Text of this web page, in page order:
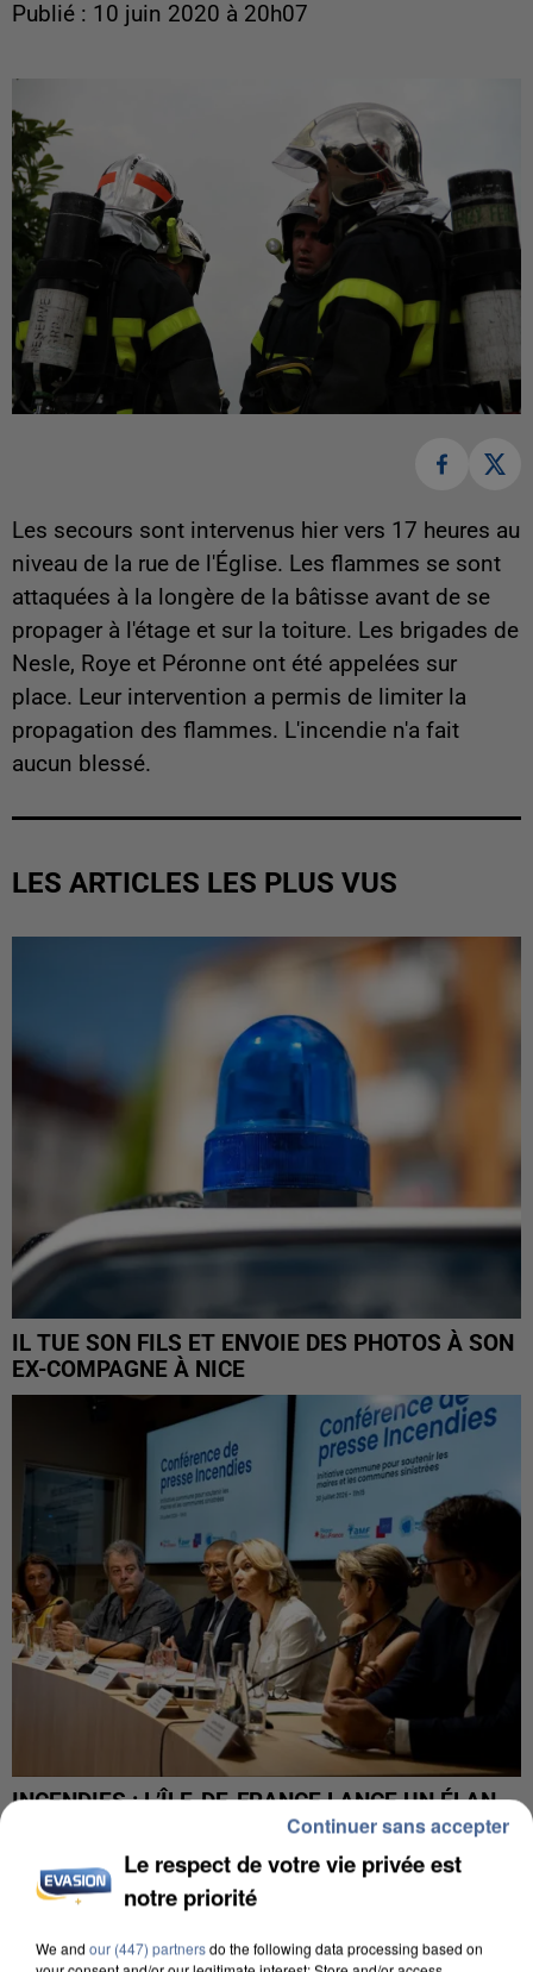
Publié : 10 juin 2020 à 20h07
Les secours sont intervenus hier vers 17 heures au
niveau de la rue de l'Église. Les flammes se sont
attaquées à la longère de la bâtisse avant de se
propager à l'étage et sur la toiture. Les brigades de
Nesle, Roye et Péronne ont été appelées sur
place. Leur intervention a permis de limiter la
propagation des flammes. L'incendie n'a fait
aucun blessé.
LES ARTICLES LES PLUS VUS
IL TUE SON FILS ET ENVOIE DES PHOTOS À SON
EX-COMPAGNE À NICE
INCENDIES : L’ÎLE-DE-FRANCE LANCE UN ÉLAN
DE SOLIDARITÉ AVEC LES...
Le respect de votre vie privée est
notre priorité
We and our (447) partnersdo the following data processing based on
Continuer sans accepter